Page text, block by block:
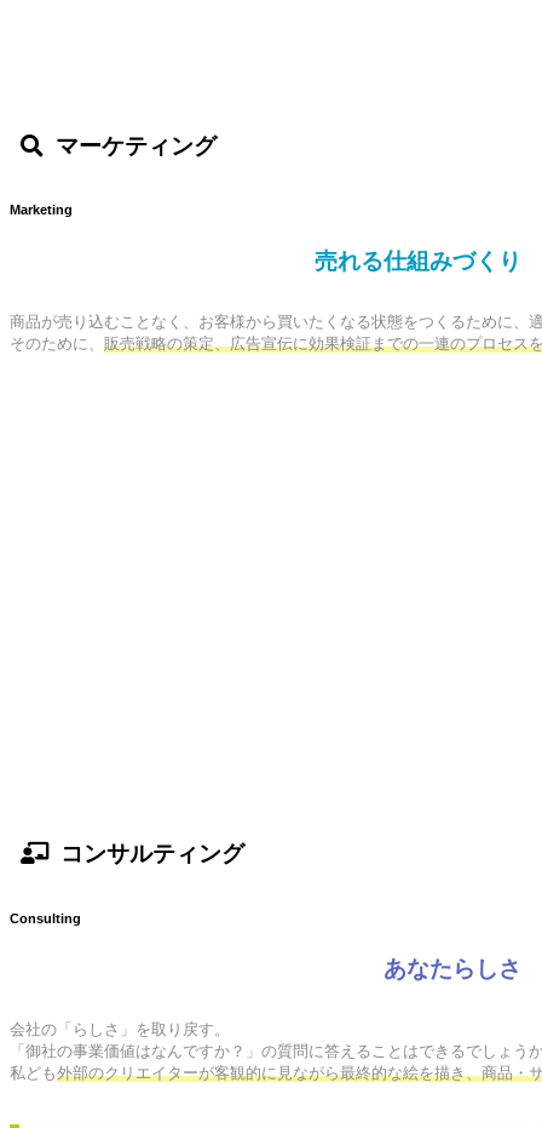
マーケティング
Marketing
売れる仕組みづくり
商品が売り込むことなく、お客様から買いたくなる状態をつくるために
そのために、 販売戦略の策定、広告宣伝に効果検証までの一連のプロセス
コンサルティング
Consulting
あなたらしさ
会社の「らしさ」を取り戻す。
「御社の事業価値はなんですか？」の質問に答えることはできるでしょう
私ども外部のクリエイターが客観的に見ながら最終的な絵を描き、商品・